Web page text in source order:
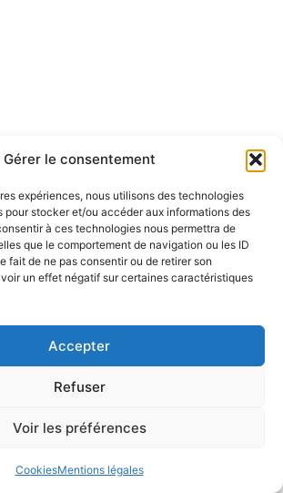
Gérer le consentement
expériences, nous utilisons des technologies
pour stocker et/ou accéder aux informations des
à ces technologies nous permettra de
que le comportement de navigation ou les ID
fait de ne pas consentir ou de retirer son
un effet négatif sur certaines caractéristiques
Accepter
Refuser
Voir les préférences
CookiesMentions légales